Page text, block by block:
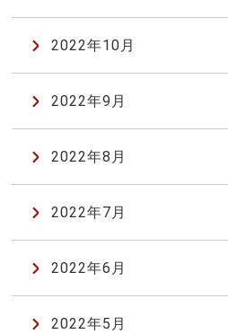
2022年10月
2022年9月
2022年8月
2022年7月
2022年6月
2022年5月